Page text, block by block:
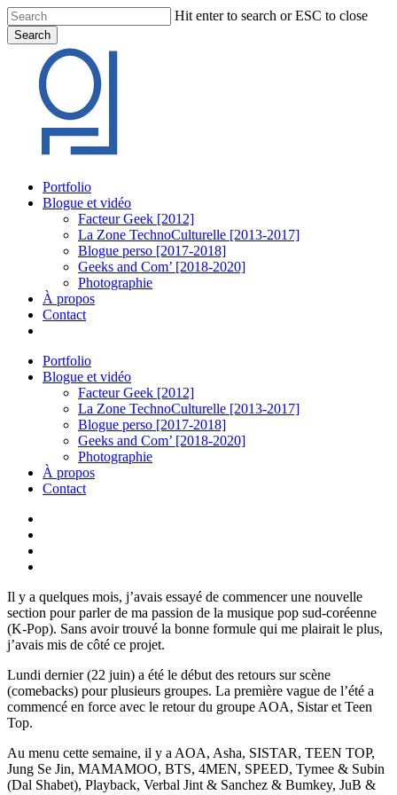
Skip
to
main
content
Hit enter to search or ESC to close
Search
Search
Menu
Portfolio
Blogue et vidéo
Facteur Geek [2012]
La Zone TechnoCulturelle [2013-2017]
Blogue perso [2017-2018]
Geeks and Com’ [2018-2020]
Photographie
À propos
Contact
Portfolio
Blogue et vidéo
Facteur Geek [2012]
La Zone TechnoCulturelle [2013-2017]
Blogue perso [2017-2018]
Geeks and Com’ [2018-2020]
Photographie
À propos
Contact
Il y a quelques mois, j’avais essayé de commencer une nouvelle
section pour parler de ma passion de la musique pop sud-coréenne
(K-Pop). Sans avoir trouvé la bonne formule qui me plairait le plus,
j’avais mis de côté ce projet.
Lundi dernier (22 juin) a été le début des retours sur scène
(comebacks) pour plusieurs groupes. La première vague de l’été a
commencé en force avec le retour du groupe AOA, Sistar et Teen
Top.
Au menu cette semaine, il y a AOA, Asha, SISTAR, TEEN TOP,
Jung Se Jin, MAMAMOO, BTS, 4MEN, SPEED, Tymee & Subin
(Dal Shabet), Playback, Verbal Jint & Sanchez & Bumkey, JuB &